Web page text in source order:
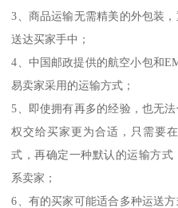
3、商品运输无需精美的外包装
送达买家手中；
4、中国邮政提供的航空小包和
易卖家采用的运输方式；
5、即使拥有再多的经验，也无
权交给买家更为合适，只需要
式，再确定一种默认的运输方
系卖家；
6、有的买家可能适合多种运送